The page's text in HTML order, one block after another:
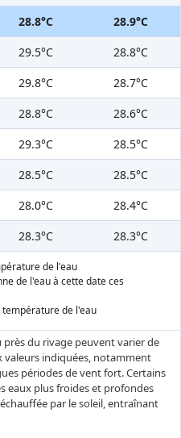
28.8°C
28.9°C
29.5°C
28.8°C
29.8°C
28.7°C
28.8°C
28.6°C
29.3°C
28.5°C
28.5°C
28.5°C
28.0°C
28.4°C
28.3°C 28.3°C
de l'eau
de l'eau à cette date ces
de l'eau
près du rivage peuvent varier de
valeurs indiquées, notamment
périodes de vent fort. Certains
eaux plus froides et profondes
par le soleil, entraînant